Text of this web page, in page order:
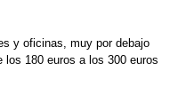
y oficinas, muy por debajo
180 euros a los 300 euros